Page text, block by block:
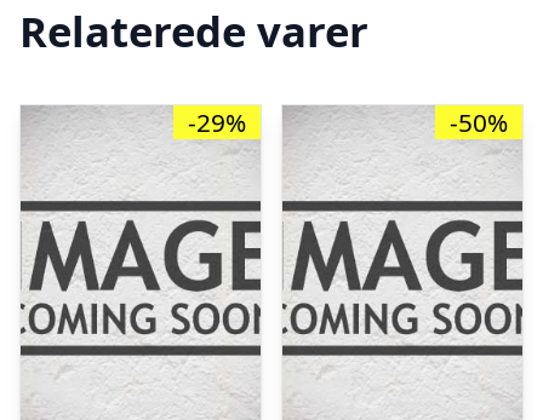
Relaterede varer
-29% -50%